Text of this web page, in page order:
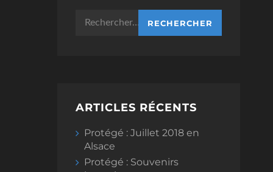
Rechercher :
ARTICLES RÉCENTS
Protégé : Juillet 2018 en
Alsace
Protégé : Souvenirs